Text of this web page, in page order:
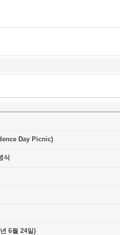
Day Picnic)
식
6월 24일)